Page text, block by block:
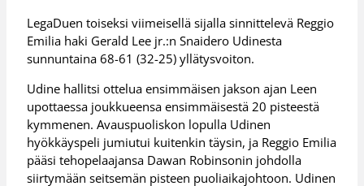
LegaDuen toiseksi viimeisellä sijalla sinnittelevä Reggio
Emilia haki Gerald Lee jr.:n Snaidero Udinesta
sunnuntaina 68-61 (32-25) yllätysvoiton.
Udine hallitsi ottelua ensimmäisen jakson ajan Leen
upottaessa joukkueensa ensimmäisestä 20 pisteestä
kymmenen. Avauspuoliskon lopulla Udinen
hyökkäyspeli jumiutui kuitenkin täysin, ja Reggio Emilia
pääsi tehopelaajansa Dawan Robinsonin johdolla
siirtymään seitsemän pisteen puoliaikajohtoon. Udinen